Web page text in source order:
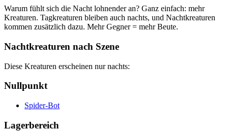
Warum fühlt sich die Nacht lohnender an? Ganz einfach: mehr
Kreaturen. Tagkreaturen bleiben auch nachts, und Nachtkreaturen
kommen zusätzlich dazu. Mehr Gegner = mehr Beute.
Nachtkreaturen nach Szene
Diese Kreaturen erscheinen nur nachts:
Nullpunkt
Spider-Bot
Lagerbereich